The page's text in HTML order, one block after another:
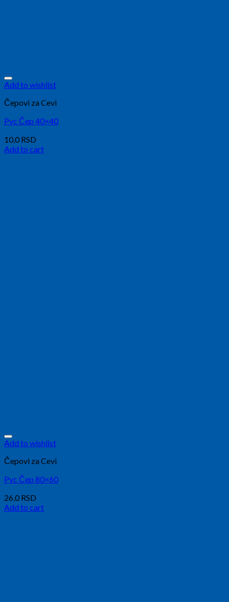
Add to wishlist
Čepovi za Cevi
Pvc Čep 40×40
10,0 RSD
Add to cart
Add to wishlist
Čepovi za Cevi
Pvc Čep 80×60
26,0 RSD
Add to cart